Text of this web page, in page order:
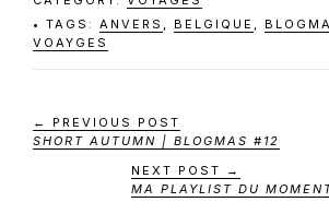
TAGS: ANVERS , BELGIQUE ,
VOAYGES
← PREVIOUS POST
SHORT AUTUMN | BLOGMAS #12
NEXT POST →
MA PLAYLIST DU